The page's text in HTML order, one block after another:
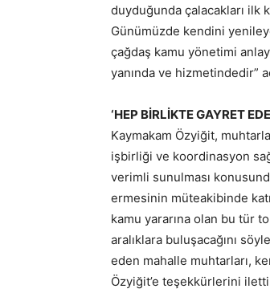
duyduğunda çalacakları ilk
Günümüzde kendini
çağdaş kamu yönetimi
yanında ve hizmetindedir”
‘HEP BİRLİKTE GAYRET
Kaymakam Özyiğit,
işbirliği ve koordinasyon
verimli sunulması
ermesinin müteakibinde
kamu yararına olan bu tür
aralıklara buluşacağını
eden mahalle muhtarları,
Özyiğit’e teşekkürlerini